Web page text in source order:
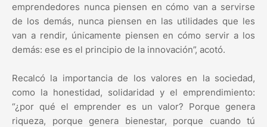
emprendedores nunca piensen en cómo van a servirse
de los demás, nunca piensen en las utilidades que les
van a rendir, únicamente piensen en cómo servir a los
demás: ese es el principio de la innovación”, acotó.
Recalcó la importancia de los valores en la sociedad,
como la honestidad, solidaridad y el emprendimiento:
“¿por qué el emprender es un valor? Porque genera
riqueza, porque genera bienestar, porque cuando tú